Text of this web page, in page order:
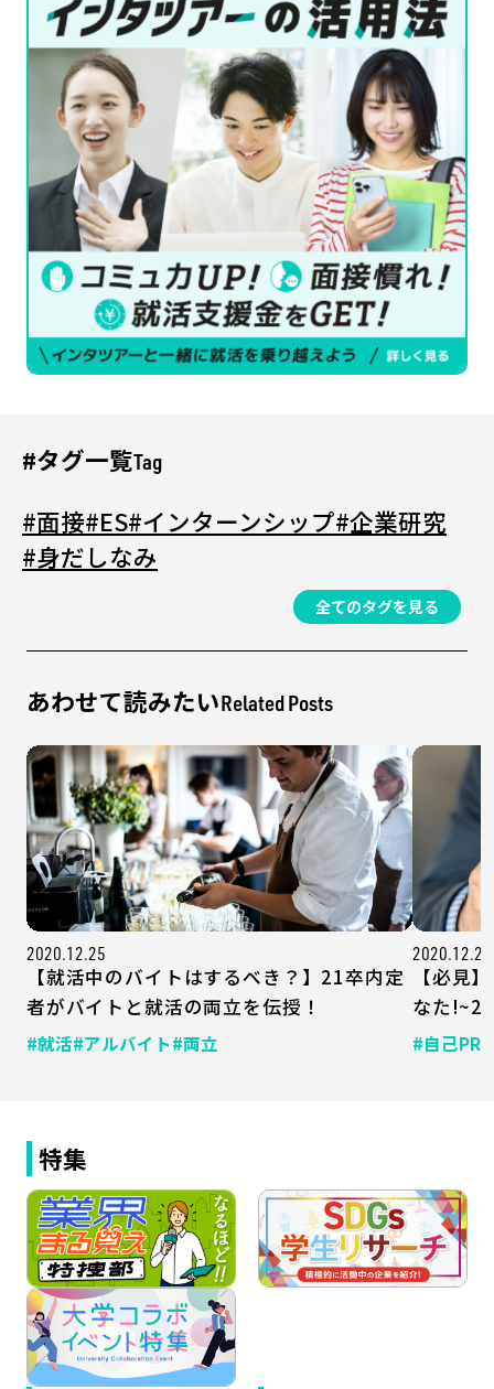
Tag
#タグ一覧
#面接#ES#インターンシップ#企業研究
#身だしなみ
全てのタグを見る
Related Posts
あわせて読みたい
2020.12.25
【就活中のバイトはするべき？】21卒内定
者がバイトと就活の両立を伝授！
#就活#アルバイト#両立
2020.12.23
【必見
なた
#自己PR
特集